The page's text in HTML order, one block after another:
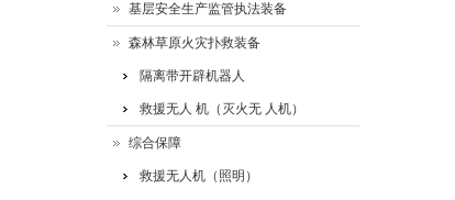
基层安全生产监管执法装备
森林草原火灾扑救装备
隔离带开辟机器人
救援无人 机（灭火无 人机）
综合保障
救援无人机（照明）